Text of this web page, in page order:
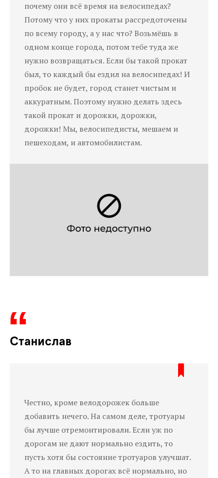
почему они всё время на велосипедах?
Потому что у них прокаты рассредоточены
по всему городу, а у нас что? Возьмёшь в
одном конце города, потом тебе туда же
нужно возвращаться. Если бы такой прокат
был, то каждый бы ездил на велосипедах! И
пробок не будет, город станет чистым и
аккуратным. Поэтому нужно делать здесь
такой прокат и дорожки, дорожки,
дорожки! Мы, велосипедисты, мешаем и
пешеходам, и автомобилистам.
Станислав
Честно, кроме велодорожек больше
добавить нечего. На самом деле, тротуары
бы лучше отремонтировали. Если уж по
дорогам не дают нормально ездить, то
пусть хотя бы состояние тротуаров улучшат.
А то на главных дорогах всё нормально, но